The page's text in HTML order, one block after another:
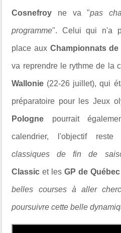
Cosnefroy ne va "pas
programme". Celui qui n'a
place aux Championnats de
va reprendre le rythme de la
Wallonie (22-26 juillet), qui
préparatoire pour les Jeux
Pologne pourrait
calendrier, l'objectif
classiques de fin de
Classic et les GP de
belles courses à aller
poursuivre cette belle